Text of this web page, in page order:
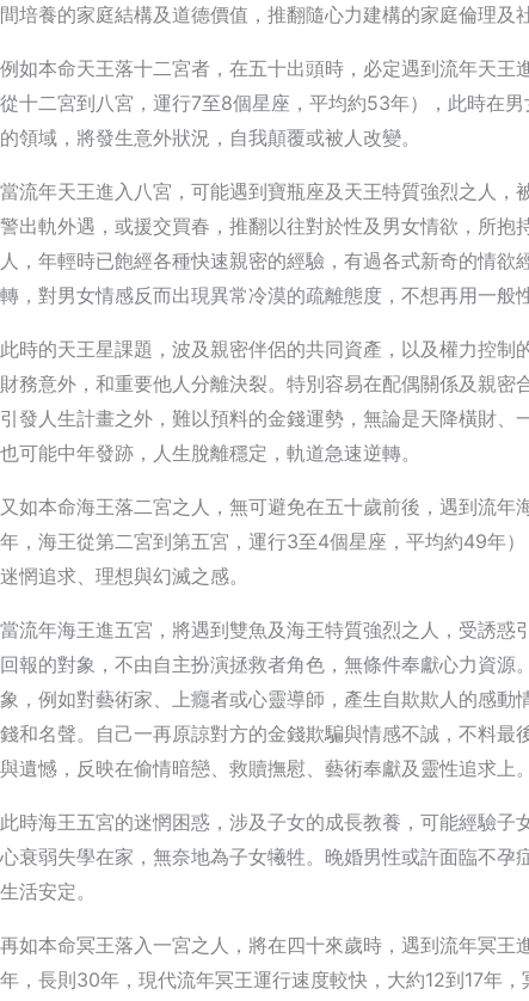
間培養的家庭結構及道德價值，推翻隨心力建構的家庭倫理及
例如本命天王落十二宮者，在五十出頭時，必定遇到流年天
從十二宮到八宮，運行7至8個星座，平均約53年），此時在
的領域，將發生意外狀況，自我顛覆或被人改變。
當流年天王進入八宮，可能遇到寶瓶座及天王特質強烈之人
警出軌外遇，或援交買春，推翻以往對於性及男女情欲，所抱
人，年輕時已飽經各種快速親密的經驗，有過各式新奇的情
轉，對男女情感反而出現異常冷漠的疏離態度，不想再用一般
此時的天王星課題，波及親密伴侶的共同資產，以及權力控
財務意外，和重要他人分離決裂。特別容易在配偶關係及親
引發人生計畫之外，難以預料的金錢運勢，無論是天降橫財
也可能中年發跡，人生脫離穩定，軌道急速逆轉。
又如本命海王落二宮之人，無可避免在五十歲前後，遇到流
年，海王從第二宮到第五宮，運行3至4個星座，平均約49年
迷惘追求、理想與幻滅之感。
當流年海王進五宮，將遇到雙魚及海王特質強烈之人，受誘
回報的對象，不由自主扮演拯救者角色，無條件奉獻心力資
象，例如對藝術家、上癮者或心靈導師，產生自欺欺人的感
錢和名聲。自己一再原諒對方的金錢欺騙與情感不誠，不料
與遺憾，反映在偷情暗戀、救贖撫慰、藝術奉獻及靈性追求上。
此時海王五宮的迷惘困惑，涉及子女的成長教養，可能經驗
心衰弱失學在家，無奈地為子女犧牲。晚婚男性或許面臨不
生活安定。
再如本命冥王落入一宮之人，將在四十來歲時，遇到流年冥王
年，長則30年，現代流年冥王運行速度較快，大約12到17年